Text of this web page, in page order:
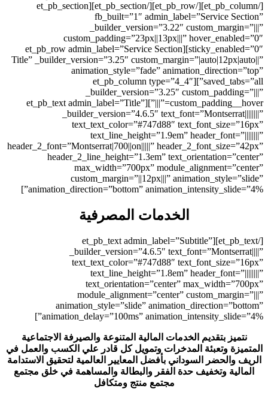
[/et_pb_column][/et_pb_row][/et_pb_section][et_pb_section
fb_built=”1″
sticky_enabled=”0″][et_pb_row
Title” _builder_version=”3.25″
custom_padding__hover=”|||”][et_pb_text admin_label=”Title”
animation_direction=”bottom”
[/
animation_delay=”100ms”
المتنوعة والصيرفة الاجتماعية
كل قادر علي الكسب والعمل في
العالمية لتحقيق الاستدامة
والمساهمة في خلق مجتمع